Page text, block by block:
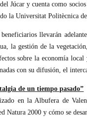
Júcar y cuenta como
la Universitat Politècnica
llevarán
la gestión de la
sobre la economía
con su difusión, el
de un tiempo pasado”
en la Albufera de
Natura 2000 y cómo se